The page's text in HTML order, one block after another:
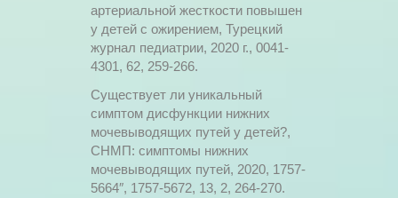
артериальной жесткости повышен
у детей с ожирением, Турецкий
журнал педиатрии, 2020 г., 0041-
4301, 62, 259-266.
Существует ли уникальный
симптом дисфункции нижних
мочевыводящих путей у детей?,
СНМП: симптомы нижних
мочевыводящих путей, 2020, 1757-
5664″, 1757-5672, 13, 2, 264-270.